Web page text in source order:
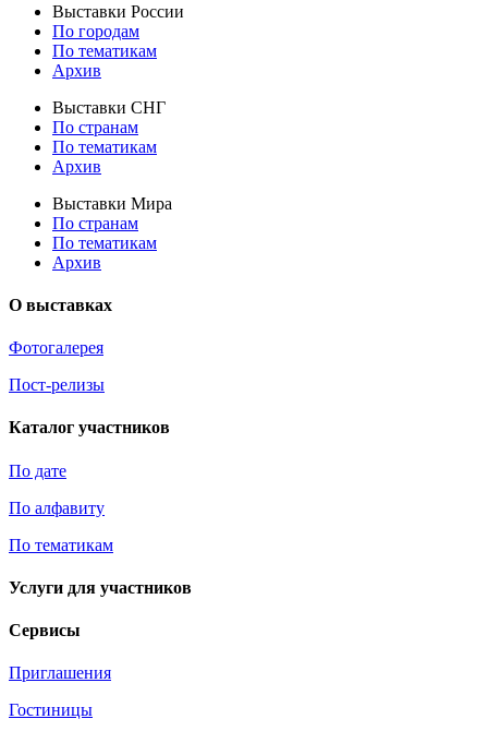
Выставки России
По городам
По тематикам
Архив
Выставки СНГ
По странам
По тематикам
Архив
Выставки Мира
По странам
По тематикам
Архив
О выставках
Фотогалерея
Пост-релизы
Каталог участников
По дате
По алфавиту
По тематикам
Услуги для участников
Сервисы
Приглашения
Гостиницы